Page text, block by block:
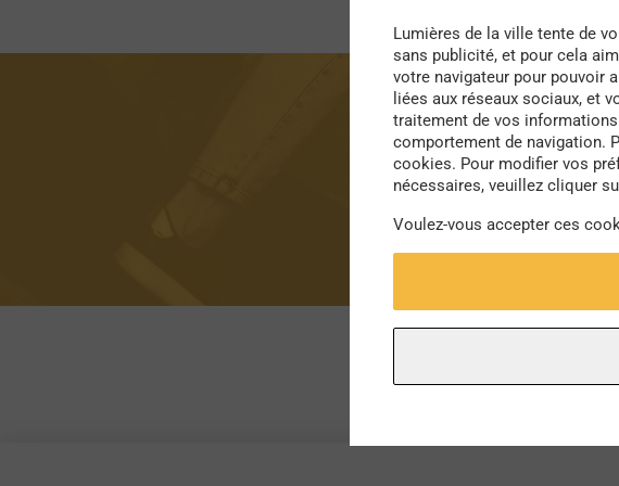
Lumières de la ville tente de
sans publicité, et pour cela
votre navigateur pour pouvoir
liées aux réseaux sociaux, et
traitement de vos
comportement de navigation.
cookies. Pour modifier vos
nécessaires, veuillez cliquer
Voulez-vous accepter ces